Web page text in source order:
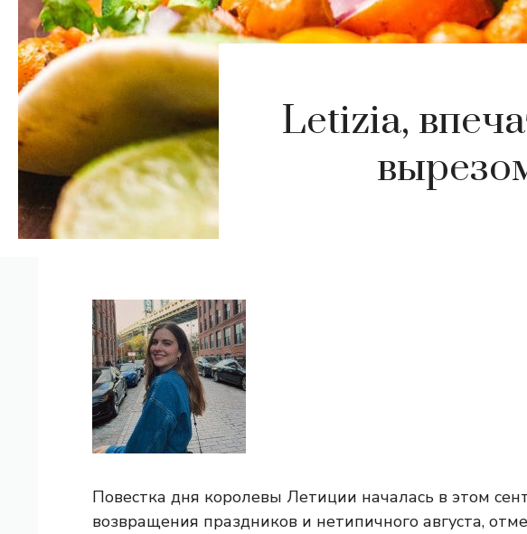
Letizia,
Повестка дня королевы Летиции началась в этом
возвращения праздников и нетипичного августа,